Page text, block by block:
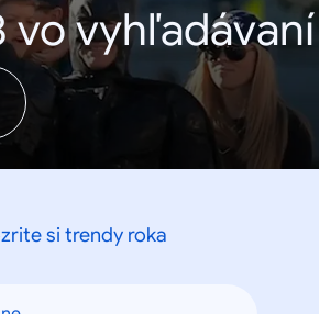
vo vyhľadávaní
si trendy roka